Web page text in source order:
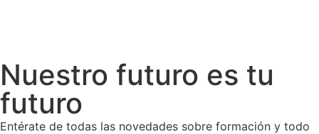
Nuestro futuro es tu
futuro
Entérate de todas las novedades sobre formación y todo